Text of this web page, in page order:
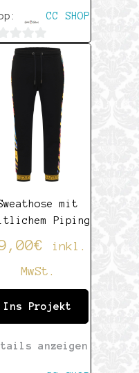
CC SHOP
mit
Piping
€
inkl.
MwSt.
Ins Projekt
anzeigen